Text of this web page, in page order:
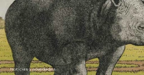
Noticias y novedades